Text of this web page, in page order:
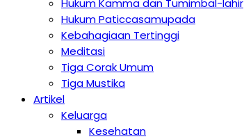
Hukum Kamma dan Tumimbal-lahir
Hukum Paticcasamupada
Kebahagiaan Tertinggi
Meditasi
Tiga Corak Umum
Tiga Mustika
Artikel
Keluarga
Kesehatan